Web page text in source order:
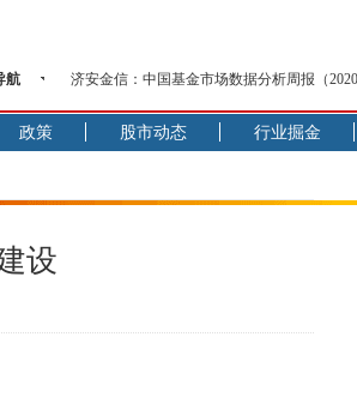
航
济安金信：中国基金市场数据分析周报（
【见·闻】疫情下，新加坡旅游业步履维艰
记者手记：疫情下的香港零售业如何浴火重生
【见·闻】疫情下一家香港传统零售商的转型
济安金信：中国基金市场数据分析周报（
【新华财经调查】同业存单、结构性存款玩
央行公开市场净投放300亿元 短端资金利率
基本面及股市双轮冲击 债市回调十年期债表
恒生聚源：北斗收官之星发射成功，全产业
政策 股市动态 行业掘金
设